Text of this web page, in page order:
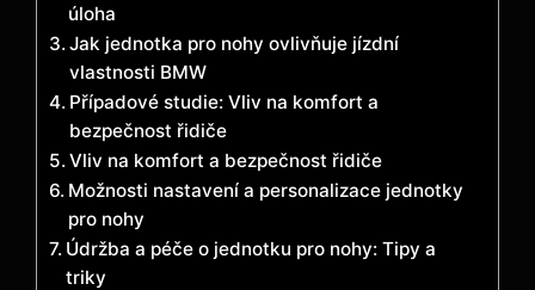
úloha
Jak jednotka pro nohy ovlivňuje jízdní
vlastnosti BMW
Případové studie: Vliv na komfort a
bezpečnost řidiče
Vliv na komfort a bezpečnost řidiče
Možnosti nastavení a personalizace jednotky
pro nohy
Údržba a péče o jednotku pro nohy: Tipy a
triky